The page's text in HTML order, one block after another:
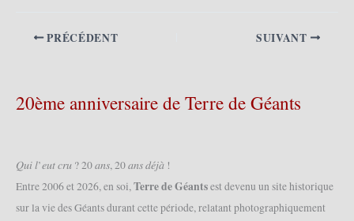
PRÉCÉDENT SUIVANT
20ème anniversaire de Terre de Géants
𝑄𝑢𝑖 𝑙’𝑒𝑢𝑡 𝑐𝑟𝑢 ? 20 𝑎𝑛𝑠, 20 𝑎𝑛𝑠 𝑑𝑒́𝑗𝑎̀ !
Entre 2006 et 2026, en soi,Terre de Géantsest devenu un site historique
sur la vie des Géants durant cette période, relatant photographiquement